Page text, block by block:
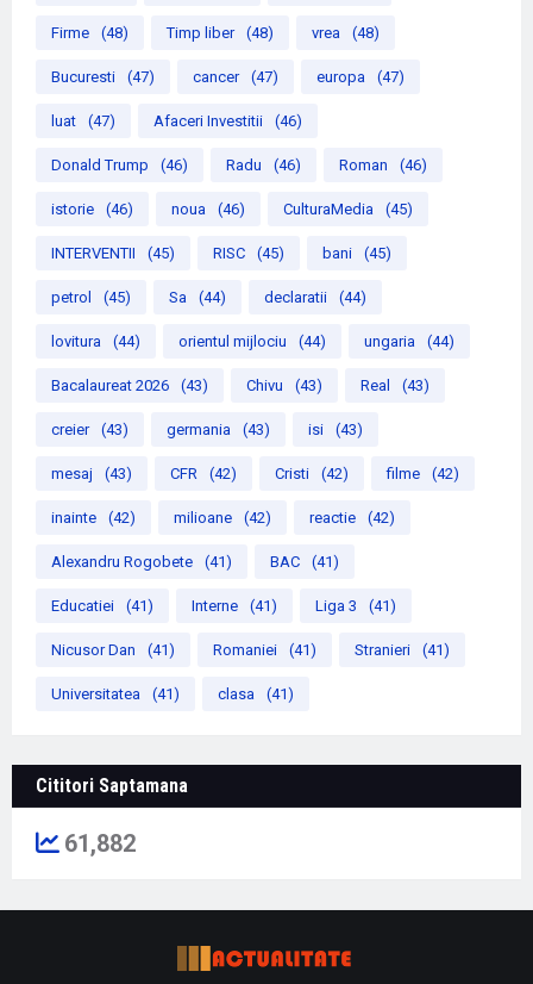
Firme (48) Timp liber (48) vrea (48)
Bucuresti (47) cancer (47) europa (47)
luat (47) Afaceri Investitii (46)
Donald Trump (46) Radu (46) Roman (46)
istorie (46) noua (46) CulturaMedia (45)
INTERVENTII (45) RISC (45) bani (45)
petrol (45) Sa (44) declaratii (44)
lovitura (44) orientul mijlociu (44) ungaria (44)
Bacalaureat 2026 (43) Chivu (43) Real (43)
creier (43) germania (43) isi (43)
mesaj (43) CFR (42) Cristi (42) filme (42)
inainte (42) milioane (42) reactie (42)
Alexandru Rogobete (41) BAC (41)
Educatiei (41) Interne (41) Liga 3 (41)
Nicusor Dan (41) Romaniei (41) Stranieri (41)
Universitatea (41) clasa (41)
Cititori Saptamana
61,882